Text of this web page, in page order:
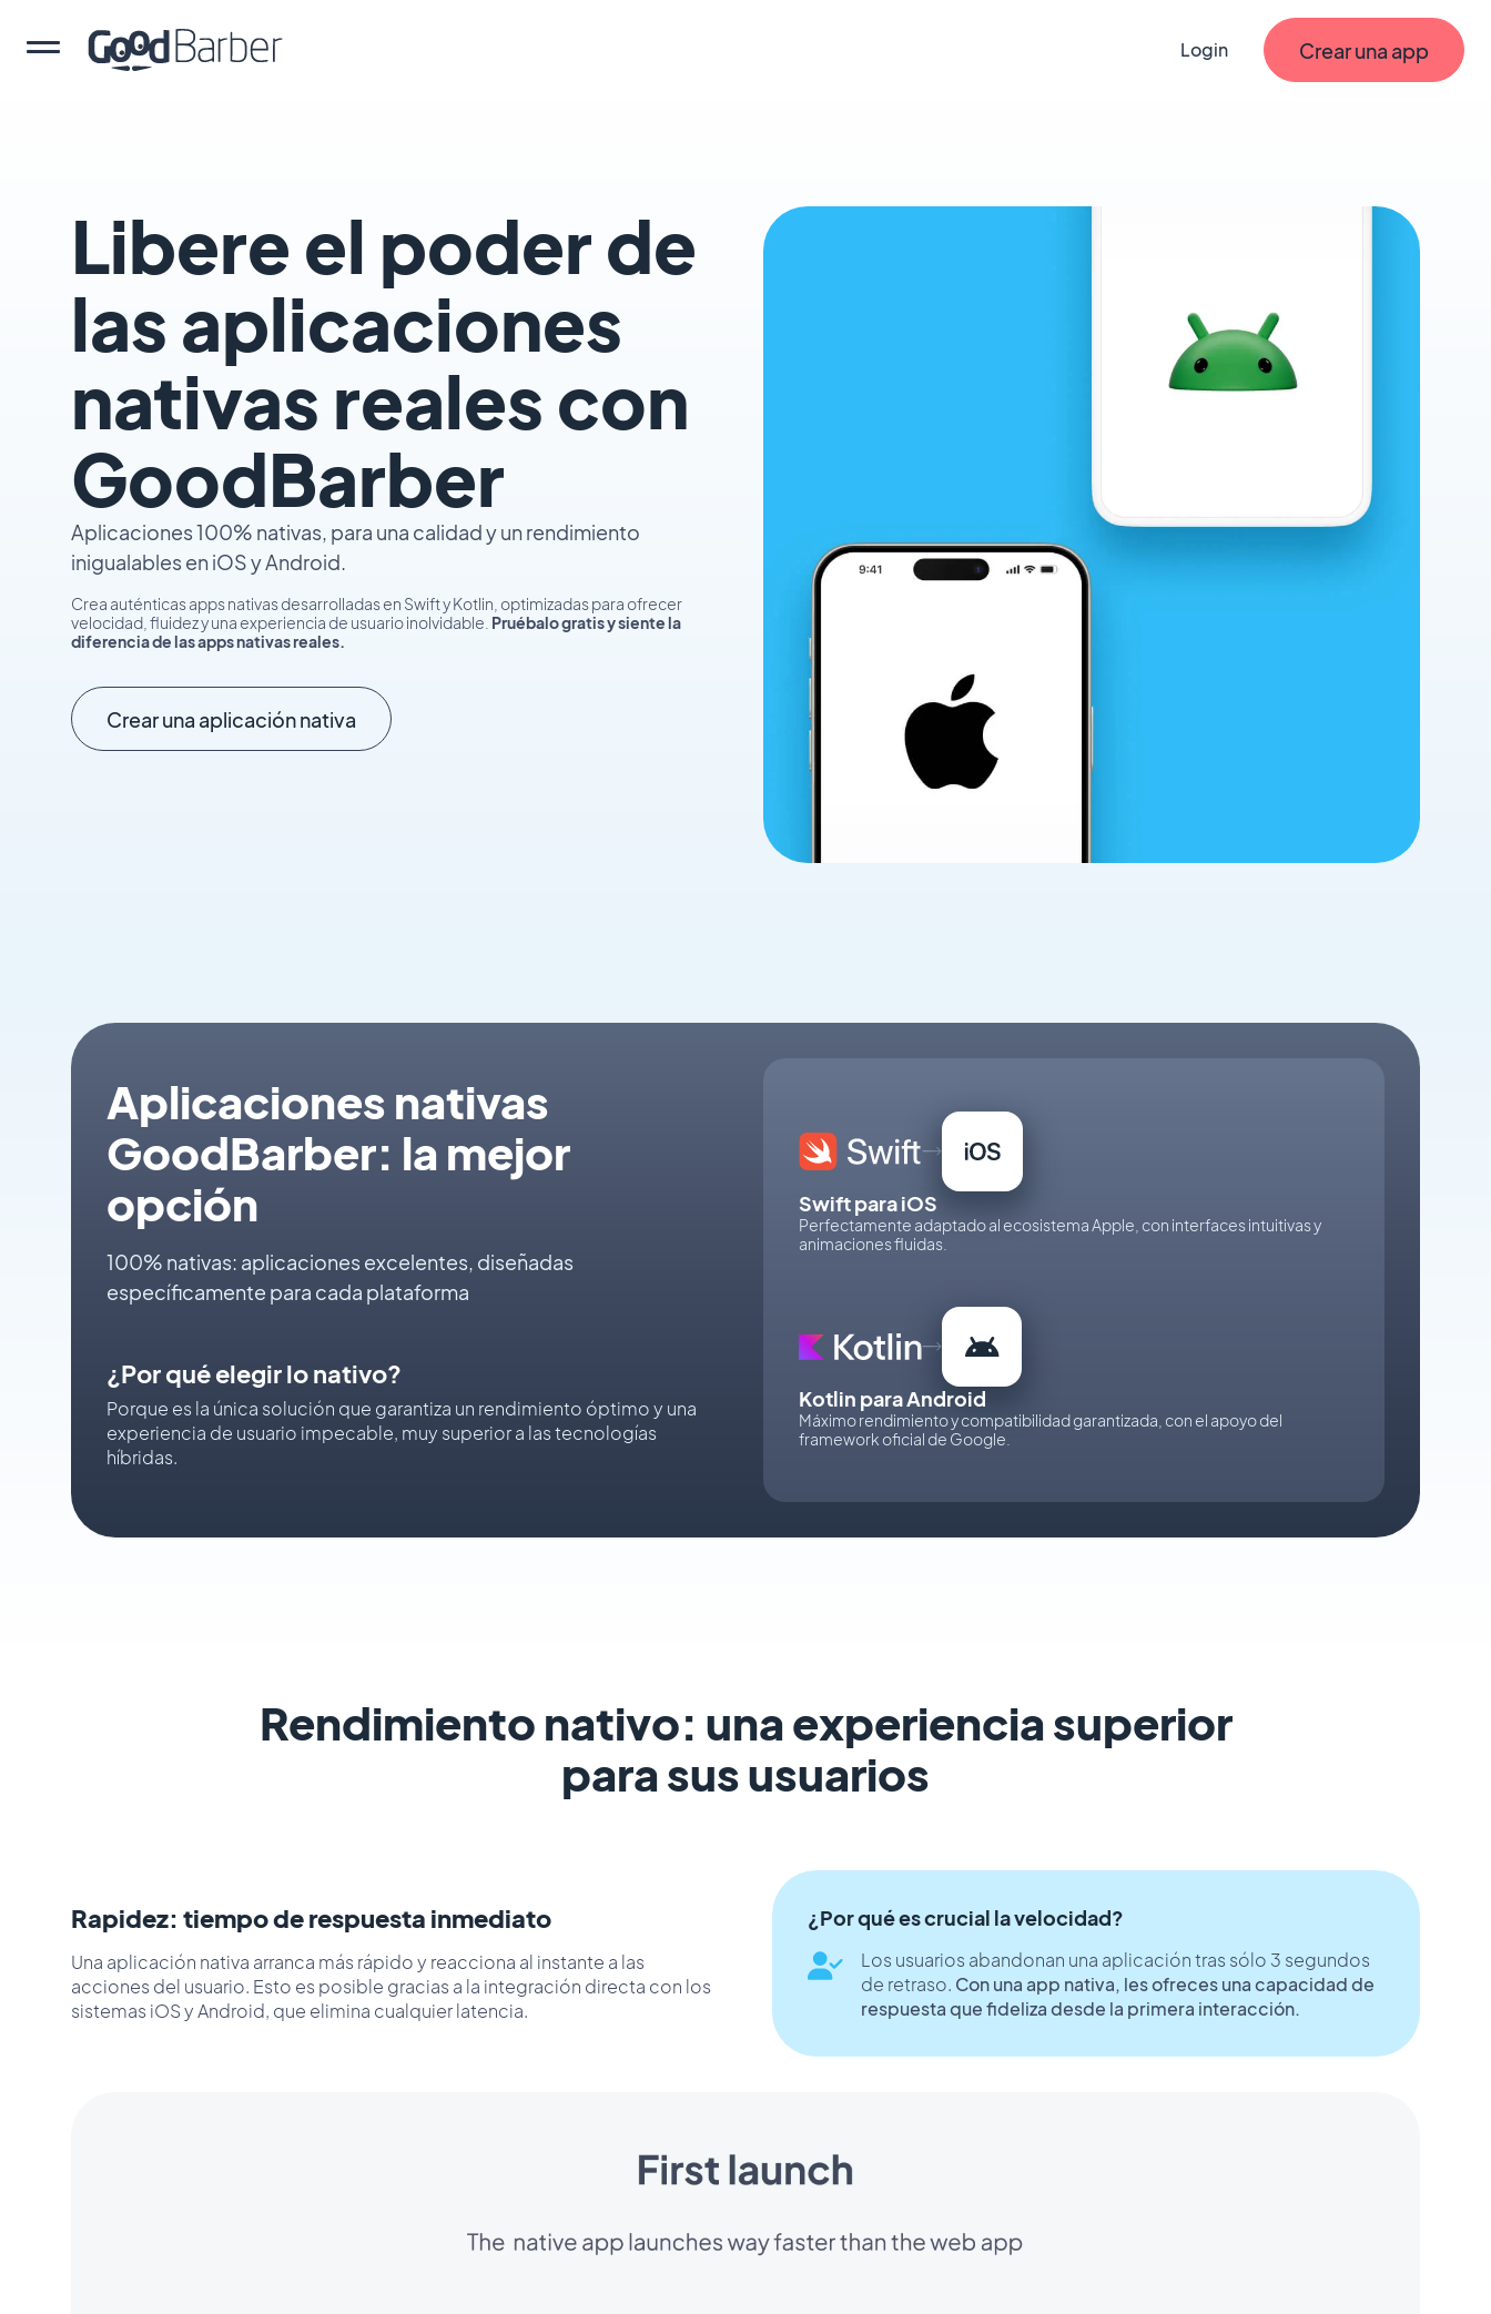
Login Crear una app
Libere el poder de
las aplicaciones
nativas reales con
GoodBarber
Aplicaciones 100% nativas, para una calidad y un rendimiento
inigualables en iOS y Android.
Crea auténticas apps nativas desarrolladas en Swift y Kotlin, optimizadas para ofrecer
velocidad, fluidez y una experiencia de usuario inolvidable. Pruébalo gratis y siente la
diferencia de las apps nativas reales.
Crear una aplicación nativa
Aplicaciones nativas
GoodBarber: la mejor
opción
100% nativas: aplicaciones excelentes, diseñadas
específicamente para cada plataforma
¿Por qué elegir lo nativo?
Porque es la única solución que garantiza un rendimiento óptimo y una
experiencia de usuario impecable, muy superior a las tecnologías
híbridas.
Swift para iOS
Perfectamente adaptado al ecosistema Apple, con interfaces intuitivas y
animaciones fluidas.
Kotlin para Android
Máximo rendimiento y compatibilidad garantizada, con el apoyo del
framework oficial de Google.
Rendimiento nativo: una experiencia superior
para sus usuarios
Rapidez: tiempo de respuesta inmediato
Una aplicación nativa arranca más rápido y reacciona al instante a las
acciones del usuario. Esto es posible gracias a la integración directa con los
sistemas iOS y Android, que elimina cualquier latencia.
¿Por qué es crucial la velocidad?
Los usuarios abandonan una aplicación tras sólo 3 segundos
de retraso. Con una app nativa, les ofreces una capacidad de
respuesta que fideliza desde la primera interacción.